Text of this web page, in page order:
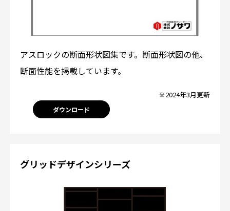
アスロックの断面形状図集です。断面形状図の他、
断面性能を掲載しています。
※2024年3月更新
ダウンロード
グリッドデザインシリーズ